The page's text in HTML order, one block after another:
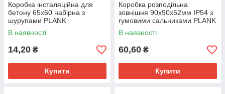
Коробка інсталяційна для
бетону 65х60 набірна з
шурупами PLANK
(PLK5103500)
В наявності
14,20 ₴
Купити
Коробка розподільна
зовнішня 90х90х52мм IP54 з
гумовими сальниками PLANK
(PLK4010850)
В наявності
60,60 ₴
Купити